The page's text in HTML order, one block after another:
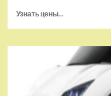
Узнать цены...
Тянущаяся
игрушка
Гуджитсу
и